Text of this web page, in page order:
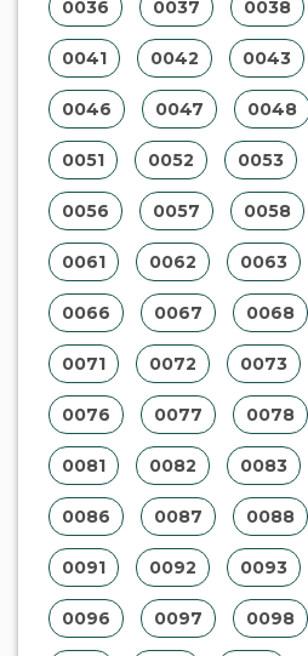
0036 0037 0038
0041 0042 0043
0046 0047 0048
0051 0052 0053
0056 0057 0058
0061 0062 0063
0066 0067 0068
0071 0072 0073
0076 0077 0078
0081 0082 0083
0086 0087 0088
0091 0092 0093
0096 0097 0098